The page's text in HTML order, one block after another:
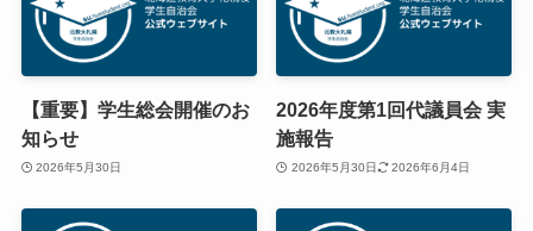
【重要】学生総会開催のお
知らせ
2026年5月30日
2026年度第1回代議員会 実
施報告
2026年5月30日 2026年6月4日